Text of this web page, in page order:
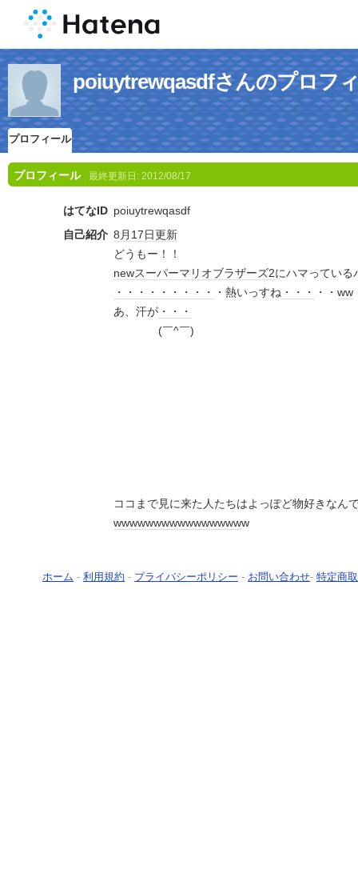
poiuytrewqasdfさんのプロフ
プロフィール
プロフィール 最終更新日: 2012/08/17
はてなID poiuytrewqasdf
自己紹介 8月17日更新
どうもー！！
newスーパーマリオブラザーズ2にハマっている
・・・
・・・ ・・・ ・熱いっすね ・・・ ・・ ww
あ、汗が ・・・
(￣^￣)ゞ
ココまで見に来た人たちはよっぽど物好きなん
wwwwwwwwwwwwwwwww
ホーム - 利用規約 - プライバシーポリシー - お問い合わせ- 特定商